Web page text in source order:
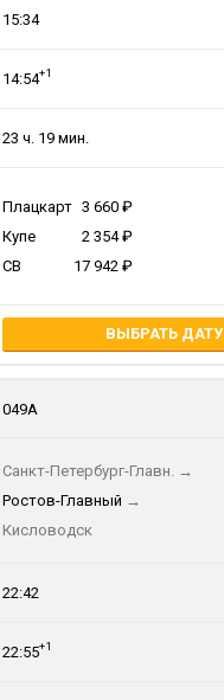
15:34
14:54+1
23 ч. 19 мин.
Плацкарт 3 660
Купе
2 354
СВ
17 942
ВЫБРАТЬ ДАТУ
049А
Санкт-Петербург-Главн. →
Ростов-Главный →
Кисловодск
22:42
22:55+1